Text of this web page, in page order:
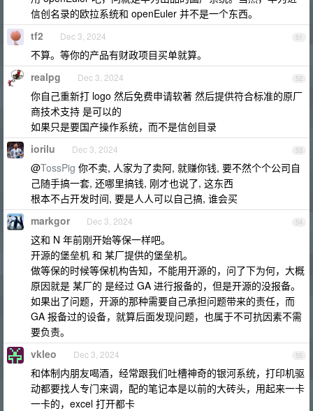
信创名录的欧拉系统和 openEuler 并不是一个东西。
51
tf2 Dec 3, 2024
不算。等你的产品有财政项目买单就算。
52
realpg Dec 3, 2024
你自己重新打 logo 然后免费申请软著 然后提供符合标准的原厂
商技术支持 是可以的
如果只是要国产操作系统，而不是信创目录
53
iorilu Dec 3, 2024
@TossPig 你不卖, 人家为了卖阿, 就赚你钱, 要不然个个公司自
己随手搞一套, 还哪里搞钱, 刚才也说了, 这东西
根本不占开发时间, 要是人人可以自己搞, 谁会买
54
markgor Dec 3, 2024
这和 N 年前刚开始等保一样吧。
开源的堡垒机 和 某厂提供的堡垒机。
做等保的时候等保机构告知，不能用开源的，问了下为何，大概
原因就是 某厂的 是经过 GA 进行报备的，但是开源的没报备。
如果出了问题，开源的那种需要自己承担问题带来的责任，而
GA 报备过的设备，就算后面发现问题，也属于不可抗因素不需
要负责。
55
vkleo Dec 3, 2024
和体制内朋友喝酒，经常跟我们吐槽神奇的银河系统，打印机驱
动都要找人专门来调，配的笔记本是以前的大砖头，用起来一卡
一卡的，excel 打开都卡